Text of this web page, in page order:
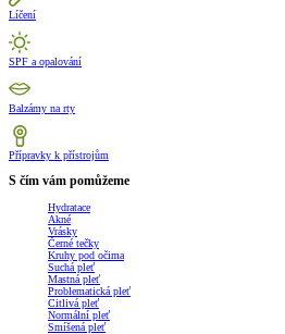
Líčení
SPF a opalování
Balzámy na rty
Přípravky k přístrojům
S čím vám pomůžeme
Hydratace
Akné
Vrásky
Černé tečky
Kruhy pod očima
Suchá pleť
Mastná pleť
Problematická pleť
Citlivá pleť
Normální pleť
Smíšená pleť